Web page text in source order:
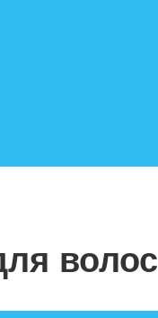
волос